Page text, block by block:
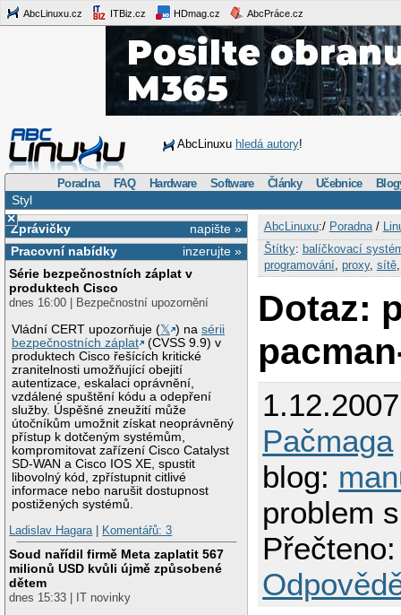
AbcLinuxu.cz ITBiz.cz HDmag.cz AbcPráce.cz
AbcLinuxu hledá autory!
Poradna FAQ Hardware Software Články Učebnice
Styl
×
napište »
Zprávičky
inzerujte »
Pracovní nabídky
Série bezpečnostních záplat v
produktech Cisco
dnes 16:00 | Bezpečnostní upozornění
Vládní CERT upozorňuje (𝕏 ) nasérii
bezpečnostních záplat
(CVSS 9.9) v
produktech Cisco řešících kritické
zranitelnosti umožňující obejití
autentizace, eskalaci oprávnění,
vzdálené spuštění kódu a odepření
služby. Úspěšné zneužití může
útočníkům umožnit získat neoprávněný
přístup k dotčeným systémům,
kompromitovat zařízení Cisco Catalyst
SD-WAN a Cisco IOS XE, spustit
libovolný kód, zpřístupnit citlivé
informace nebo narušit dostupnost
postižených systémů.
Ladislav Hagara| Komentářů: 3
Soud nařídil firmě Meta zaplatit 567
milionů USD kvůli újmě způsobené
dětem
dnes 15:33 | IT novinky
AbcLinuxu:/ Poradna/
Štítky: balíčkovací
programování, proxy, sítě
Dotaz:
Pačmaga
blog:
problem